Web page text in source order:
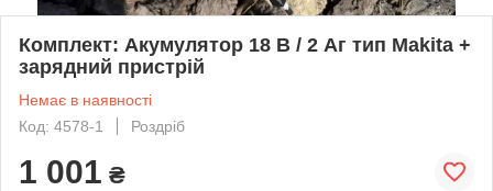
Комплект: Акумулятор 18 В / 2 Аг тип Makita +
зарядний пристрій
Немає в наявності
Код: 4578-1
Роздріб
1 001 ₴